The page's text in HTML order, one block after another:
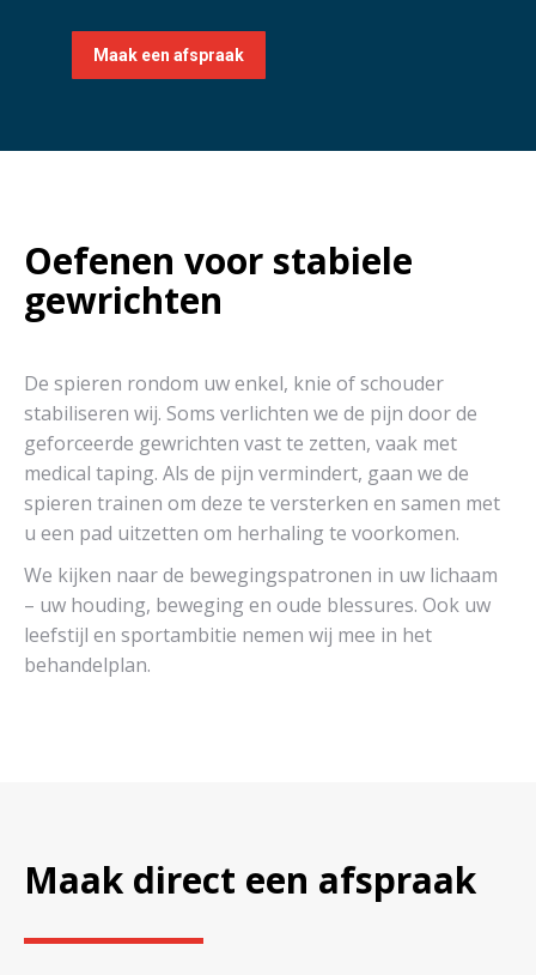
Maak een afspraak
Oefenen voor stabiele
gewrichten
De spieren rondom uw enkel, knie of schouder
stabiliseren wij. Soms verlichten we de pijn door de
geforceerde gewrichten vast te zetten, vaak met
medical taping. Als de pijn vermindert, gaan we de
spieren trainen om deze te versterken en samen met
u een pad uitzetten om herhaling te voorkomen.
We kijken naar de bewegingspatronen in uw lichaam
– uw houding, beweging en oude blessures. Ook uw
leefstijl en sportambitie nemen wij mee in het
behandelplan.
Maak direct een afspraak